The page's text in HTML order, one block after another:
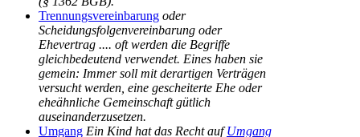
Trennungsvereinbarung oder
Scheidungsfolgenvereinbarung oder
Ehevertrag .... oft werden die Begriffe
gleichbedeutend verwendet. Eines haben sie
gemein: Immer soll mit derartigen Verträgen
versucht werden, eine gescheiterte Ehe oder
eheähnliche Gemeinschaft gütlich
auseinanderzusetzen.
Umgang Ein Kind hat das Recht aufUmgang